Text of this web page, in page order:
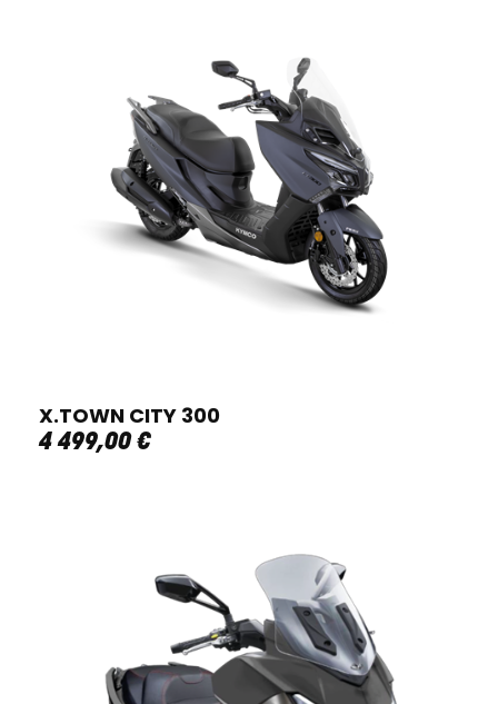
X.TOWN CITY 300
4 499,00€